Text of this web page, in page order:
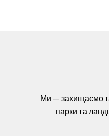
Ми — захищаємо
парки та